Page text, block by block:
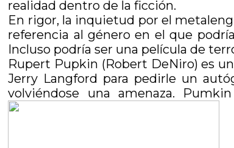
realidad dentro de la ficción.
En rigor, la inquietud por el
referencia al género en el que
Incluso podría ser una película de
Rupert Pupkin (Robert DeNiro) es
Jerry Langford para pedirle un
volviéndose una amenaza.